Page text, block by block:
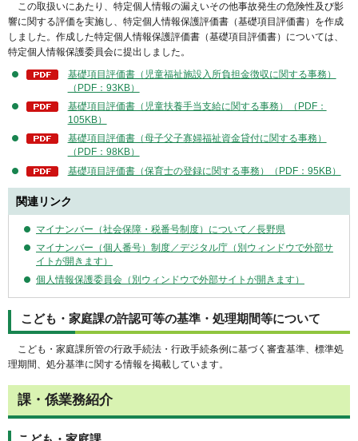
この取扱いにあたり、特定個人情報の漏えいその他事故発生の危険性及び影
響に関する評価を実施し、特定個人情報保護評価書（基礎項目評価書）を作成
しました。作成した特定個人情報保護評価書（基礎項目評価書）については、
特定個人情報保護委員会に提出しました。
基礎項目評価書（児童福祉施設入所負担金徴収に関する事務）
（PDF：93KB）
基礎項目評価書（児童扶養手当支給に関する事務）（PDF：
105KB）
基礎項目評価書（母子父子寡婦福祉資金貸付に関する事務）
（PDF：98KB）
基礎項目評価書（保育士の登録に関する事務）（PDF：95KB）
関連リンク
マイナンバー（社会保障・税番号制度）について／長野県
マイナンバー（個人番号）制度／デジタル庁（別ウィンドウで外部サ
イトが開きます）
個人情報保護委員会（別ウィンドウで外部サイトが開きます）
こども・家庭課の許認可等の基準・処理期間等について
こども・家庭課所管の行政手続法・行政手続条例に基づく審査基準、標準処
理期間、処分基準に関する情報を掲載しています。
課・係業務紹介